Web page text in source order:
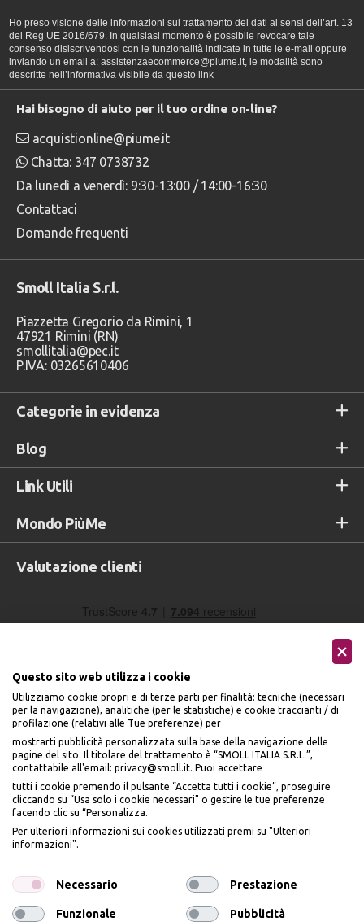
Ho preso visione delle informazioni sul trattamento dei dati ai sensi dell’art. 13
del Reg UE 2016/679. In qualsiasi momento è possibile revocare tale
consenso disiscrivendosi con le funzionalità indicate in tutte le e-mail oppure
inviando un email a: assistenzaecommerce@piume.it, le modalità sono
descritte nell’informativa visibile da questo link
Categorie in evidenza
Blog
Link Utili
Mondo PiùMe
Hai bisogno di aiuto per il tuo ordine on-line?
acquistionline@piume.it
Chatta: 347 0738732
Da lunedì a venerdì: 9:30-13:00 / 14:00-16:30
Contattaci
Domande frequenti
Smoll Italia S.r.l.
Piazzetta Gregorio da Rimini, 1
47921 Rimini (RN)
smollitalia@pec.it
P.IVA: 03265610406
Valutazione clienti
Accettiamo
Seguici sui social
Questo sito web utilizza i cookie
Utilizziamo cookie propri e di terze parti per finalità: tecniche (necessari
per la navigazione), analitiche (per le statistiche) e cookie traccianti / di
profilazione (relativi alle Tue preferenze) per
mostrarti pubblicità personalizzata sulla base della navigazione delle
pagine del sito. Il titolare del trattamento è “SMOLL ITALIA S.R.L.”,
contattabile all'email: privacy@smoll.it. Puoi accettare
tutti i cookie premendo il pulsante “Accetta tutti i cookie”, proseguire
cliccando su “Usa solo i cookie necessari" o gestire le tue preferenze
facendo clic su “Personalizza.
Per ulteriori informazioni sui cookies utilizzati premi su "Ulteriori
informazioni".
Necessario Prestazione
Funzionale Pubblicità
BENVENUTO DA
PIÙME
IL10% DI SCONTO